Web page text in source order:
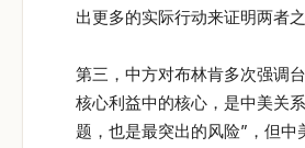
出更多的实际行动来证明两者之
第三，中方对布林肯多次强调
核心利益中的核心，是中美关
题，也是最突出的风险”，但中